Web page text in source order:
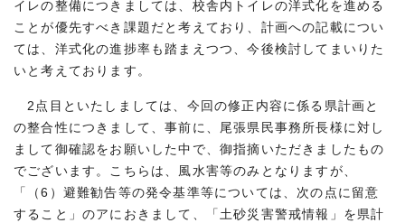
イレの整備につきましては、校舎内トイレの洋式化を進める
ことが優先すべき課題だと考えており、計画への記載につい
ては、洋式化の進捗率も踏まえつつ、今後検討してまいりた
いと考えております。
2点目といたしましては、今回の修正内容に係る県計画と
の整合性につきまして、事前に、尾張県民事務所長様に対し
まして御確認をお願いした中で、御指摘いただきましたもの
でございます。こちらは、風水害等のみとなりますが、
「（6）避難勧告等の発令基準等については、次の点に留意
すること」のアにおきまして、「土砂災害警戒情報」を県計